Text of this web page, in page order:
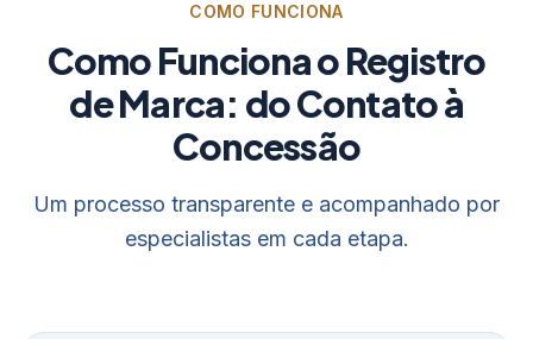
COMO FUNCIONA
Como Funciona o Registro
de Marca: do Contato à
Concessão
Um processo transparente e acompanhado por
especialistas em cada etapa.